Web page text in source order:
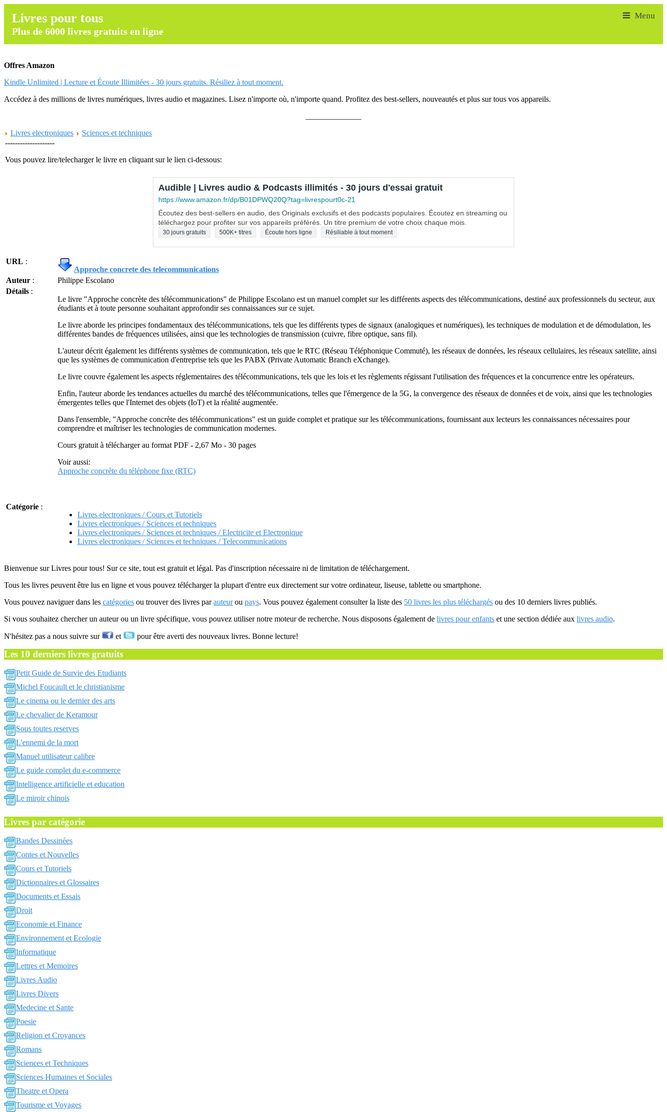
Livres pour tous
Plus de 6000 livres gratuits en ligne
Offres Amazon
Kindle Unlimited | Lecture et Écoute Illimitées - 30 jours gratuits. Résiliez à tout moment.
Accédez à des millions de livres numériques, livres audio et magazines. Lisez n'importe où, n'importe quand. Profitez des best-sellers, nouveautés et plus sur tous vos appareils.
Livres electroniques
Sciences et techniques
--------------------
Vous pouvez lire/telecharger le livre en cliquant sur le lien ci-dessous:
Audible | Livres audio & Podcasts illimités - 30 jours d'essai gratuit
https://www.amazon.fr/dp/B01DPWQ20Q?tag=livrespourt0c-21
Écoutez des best-sellers en audio, des Originals exclusifs et des podcasts populaires. Écoutez en streaming ou
téléchargez pour profiter sur vos appareils préférés. Un titre premium de votre choix chaque mois.
30 jours gratuits 500K+ titres Écoute hors ligne Résiliable à tout moment
URL :
Approche concrete des telecommunications
Auteur :
Philippe Escolano
Détails :
Le livre "Approche concrète des télécommunications" de Philippe Escolano est un manuel complet sur les différents aspects des télécommunications, destiné aux professionnels du secteur, aux
étudiants et à toute personne souhaitant approfondir ses connaissances sur ce sujet.
Le livre aborde les principes fondamentaux des télécommunications, tels que les différents types de signaux (analogiques et numériques), les techniques de modulation et de démodulation, les
différentes bandes de fréquences utilisées, ainsi que les technologies de transmission (cuivre, fibre optique, sans fil).
L'auteur décrit également les différents systèmes de communication, tels que le RTC (Réseau Téléphonique Commuté), les réseaux de données, les réseaux cellulaires, les réseaux satellite, ainsi
que les systèmes de communication d'entreprise tels que les PABX (Private Automatic Branch eXchange).
Le livre couvre également les aspects réglementaires des télécommunications, tels que les lois et les règlements régissant l'utilisation des fréquences et la concurrence entre les opérateurs.
Enfin, l'auteur aborde les tendances actuelles du marché des télécommunications, telles que l'émergence de la 5G, la convergence des réseaux de données et de voix, ainsi que les technologies
émergentes telles que l'Internet des objets (IoT) et la réalité augmentée.
Dans l'ensemble, "Approche concrète des télécommunications" est un guide complet et pratique sur les télécommunications, fournissant aux lecteurs les connaissances nécessaires pour
comprendre et maîtriser les technologies de communication modernes.
Cours gratuit à télécharger au format PDF - 2,67 Mo - 30 pages
Voir aussi:
Approche concrète du téléphone fixe (RTC)
Catégorie :
Livres electroniques / Cours et Tutoriels
Livres electroniques / Sciences et techniques
Livres electroniques / Sciences et techniques / Electricite et Electronique
Livres electroniques / Sciences et techniques / Telecommunications
Bienvenue sur Livres pour tous! Sur ce site, tout est gratuit et légal. Pas d'inscription nécessaire ni de limitation de téléchargement.
Tous les livres peuvent être lus en ligne et vous pouvez télécharger la plupart d'entre eux directement sur votre ordinateur, liseuse, tablette ou smartphone.
Vous pouvez naviguer dans les catégories ou trouver des livres parauteurou pays. Vous pouvez également consulter la liste des 50 livres les plus téléchargés ou des 10 derniers livres publiés.
Si vous souhaitez chercher un auteur ou un livre spécifique, vous pouvez utiliser notre moteur de recherche. Nous disposons également de livres pour enfants et une section dédiée aux livres audio.
N'hésitez pas a nous suivre sur et pour être averti des nouveaux livres. Bonne lecture!
Les 10 derniers livres gratuits
Petit Guide de Survie des Etudiants
Michel Foucault et le christianisme
Le cinema ou le dernier des arts
Le chevalier de Keramour
Sous toutes reserves
L'ennemi de la mort
Manuel utilisateur calibre
Le guide complet du e-commerce
Intelligence artificielle et education
Le miroir chinois
Livres par catégorie
Bandes Dessinées
Contes et Nouvelles
Cours et Tutoriels
Dictionnaires et Glossaires
Documents et Essais
Droit
Economie et Finance
Environnement et Ecologie
Informatique
Lettres et Memoires
Livres Audio
Livres Divers
Medecine et Sante
Poesie
Religion et Croyances
Romans
Sciences et Techniques
Sciences Humaines et Sociales
Theatre et Opera
Tourisme et Voyages